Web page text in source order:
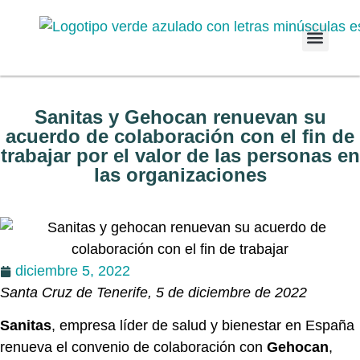
Sanitas y Gehocan renuevan su
acuerdo de colaboración con el fin de
trabajar por el valor de las personas en
las organizaciones
diciembre 5, 2022
Santa Cruz de Tenerife, 5 de diciembre de 2022
Sanitas, empresa líder de salud y bienestar en España
renueva el convenio de colaboración con Gehocan,